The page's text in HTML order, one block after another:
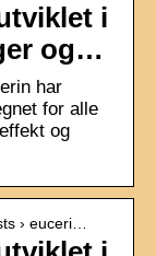
i
og…
har
for alle
og
› euceri…